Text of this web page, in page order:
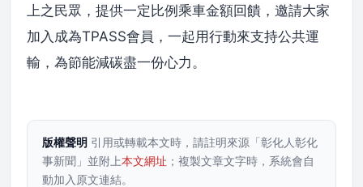
上之民眾，提供一定比例乘車金額回饋，邀請大家
加入成為TPASS會員，一起用行動來支持公共運
輸，為節能減碳盡一份心力。
版權聲明 引用或轉載本文時，請註明來源「彰化人彰化
事新聞」並附上本文網址 ；複製文章文字時，系統會自
動加入原文連結。